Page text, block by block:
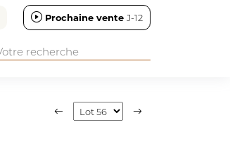
Prochaine vente J-12